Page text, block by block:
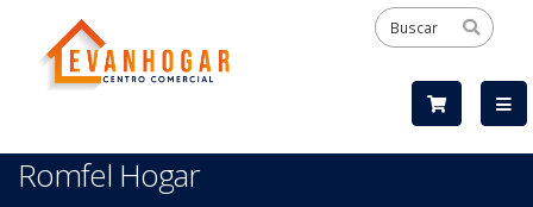
Romfel Hogar